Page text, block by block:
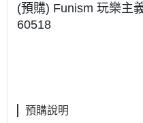
(預購) Funism 玩樂主
60518
預購說明